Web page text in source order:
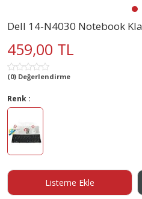
Dell 14-N4030 Notebook
459,00 TL
(0) Değerlendirme
Renk :
Listeme Ekle